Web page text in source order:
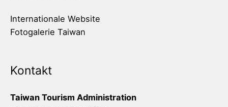
Internationale Website
Fotogalerie Taiwan
Kontakt
Taiwan Tourism Administration